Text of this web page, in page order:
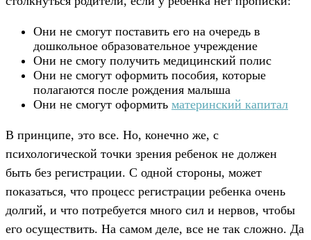
Они не смогут поставить его на очередь в
дошкольное образовательное учреждение
Они не смогу получить медицинский полис
Они не смогут оформить пособия, которые
полагаются после рождения малыша
Они не смогут оформить материнский капитал
В принципе, это все. Но, конечно же, с
психологической точки зрения ребенок не должен
быть без регистрации. С одной стороны, может
показаться, что процесс регистрации ребенка очень
долгий, и что потребуется много сил и нервов, чтобы
его осуществить. На самом деле, все не так сложно. Да